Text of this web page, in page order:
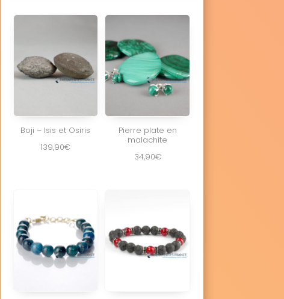
Boji – Isis et Osiris
139,90€
Pierre plate en
malachite
34,90€